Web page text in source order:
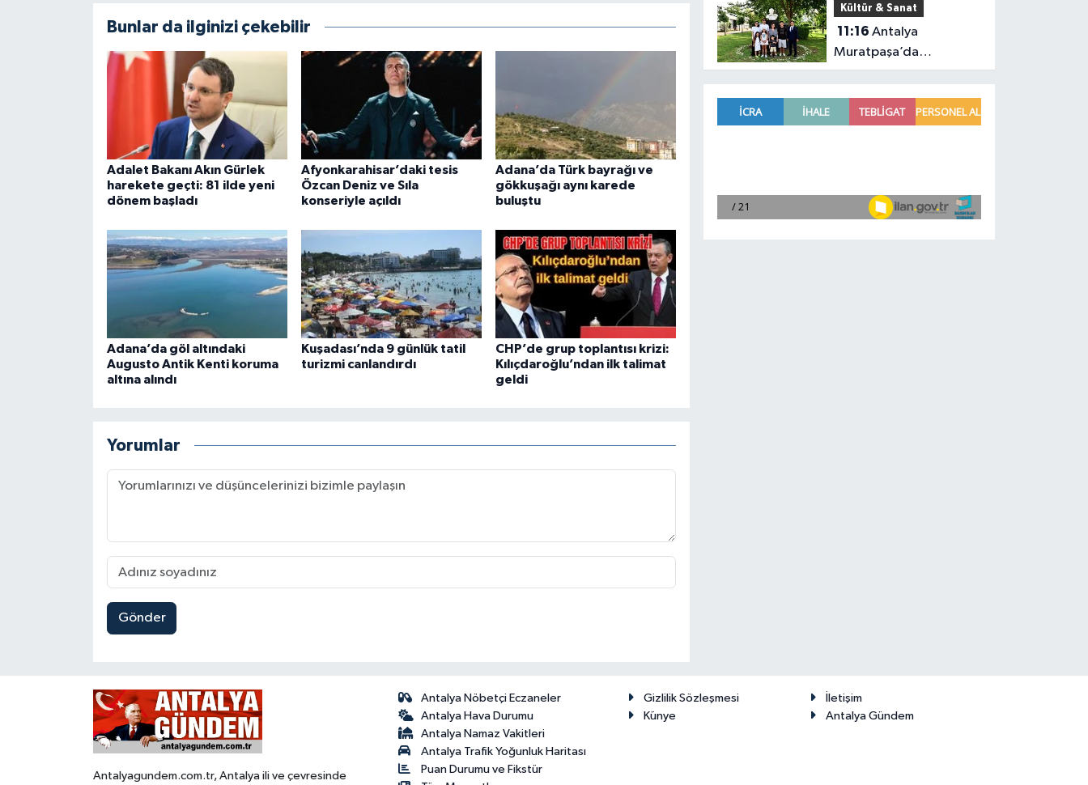
Bunlar da ilginizi çekebilir
Adalet Bakanı Akın Gürlek
harekete geçti: 81 ilde yeni
dönem başladı
Afyonkarahisar’daki tesis
Özcan Deniz ve Sıla
konseriyle açıldı
Adana’da Türk bayrağı ve
gökkuşağı aynı karede
buluştu
Adana’da göl altındaki
Augusto Antik Kenti koruma
altına alındı
Kuşadası’nda 9 günlük tatil
turizmi canlandırdı
CHP’de grup toplantısı krizi:
Kılıçdaroğlu’ndan ilk talimat
geldi
Yorumlar
Gönder
görüntüler
Kültür & Sanat
11:16
Muratpaşa’da
Aytmatov’un mirası
Antalyagundem.com.tr, Antalya ili ve çevresinde
Antalya Nöbetçi Eczaneler
Antalya Hava Durumu
Antalya Namaz Vakitleri
Antalya Trafik Yoğunluk Haritası
Puan Durumu ve Fikstür
Gizlilik Sözleşmesi
İletişim
Künye
Antalya Gündem